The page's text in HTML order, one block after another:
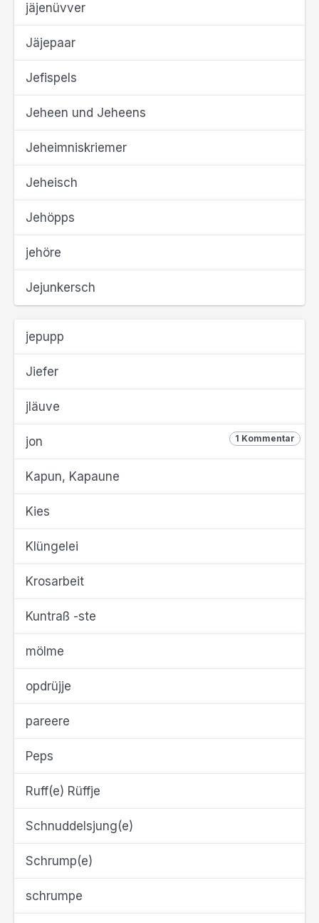
jäjenüvver
Jäjepaar
Jefispels
Jeheen und Jeheens
Jeheimniskriemer
Jeheisch
Jehöpps
jehöre
Jejunkersch
jepupp
Jiefer
jläuve
1 Kommentar
jon
Kapun, Kapaune
Kies
Klüngelei
Krosarbeit
Kuntraß -ste
mölme
opdrüjje
pareere
Peps
Ruff(e) Rüffje
Schnuddelsjung(e)
Schrump(e)
schrumpe